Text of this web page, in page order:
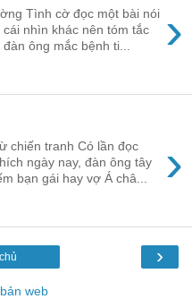
›
Tình cờ đọc một bài nói
nhìn khác nên tóm tắc
ông mắc bệnh ti...
›
chiến tranh Có lần đọc
ngày nay, đàn ông tây
bạn gái hay vợ Á châ...
›
web